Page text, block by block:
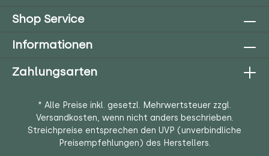
Shop Service
Informationen
Zahlungsarten
* Alle Preise inkl. gesetzl. Mehrwertsteuer zzgl.
Versandkosten, wenn nicht anders beschrieben.
Streichpreise entsprechen den UVP (unverbindliche
Preisempfehlungen) des Herstellers.